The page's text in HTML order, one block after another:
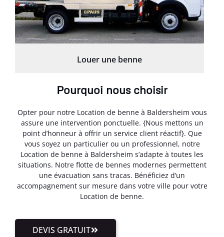
Louer une benne
Pourquoi nous choisir
Opter pour notre Location de benne à Baldersheim vous
assure une intervention ponctuelle. {Nous mettons un
point d’honneur à offrir un service client réactif}. Que
vous soyez un particulier ou un professionnel, notre
Location de benne à Baldersheim s’adapte à toutes les
situations. Notre flotte de bennes modernes permettent
une évacuation sans tracas. Bénéficiez d’un
accompagnement sur mesure dans votre ville pour votre
Location de benne.
DEVIS GRATUIT